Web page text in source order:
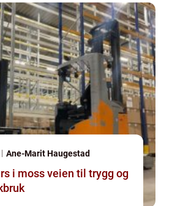
Ane-Marit Haugestad
til trygg og